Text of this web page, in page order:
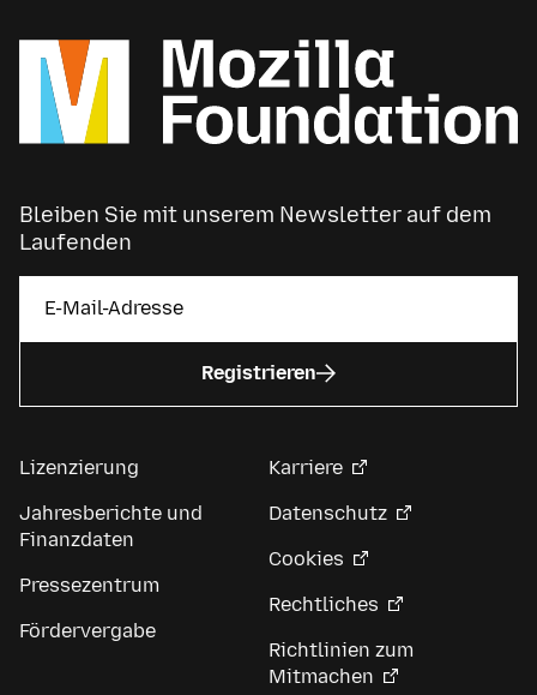
Bleiben Sie mit unserem Newsletter auf dem
Laufenden
Registrieren
Lizenzierung
Jahresberichte und
Finanzdaten
Pressezentrum
Fördervergabe
Karriere
Datenschutz
Cookies
Rechtliches
Richtlinien zum
Mitmachen